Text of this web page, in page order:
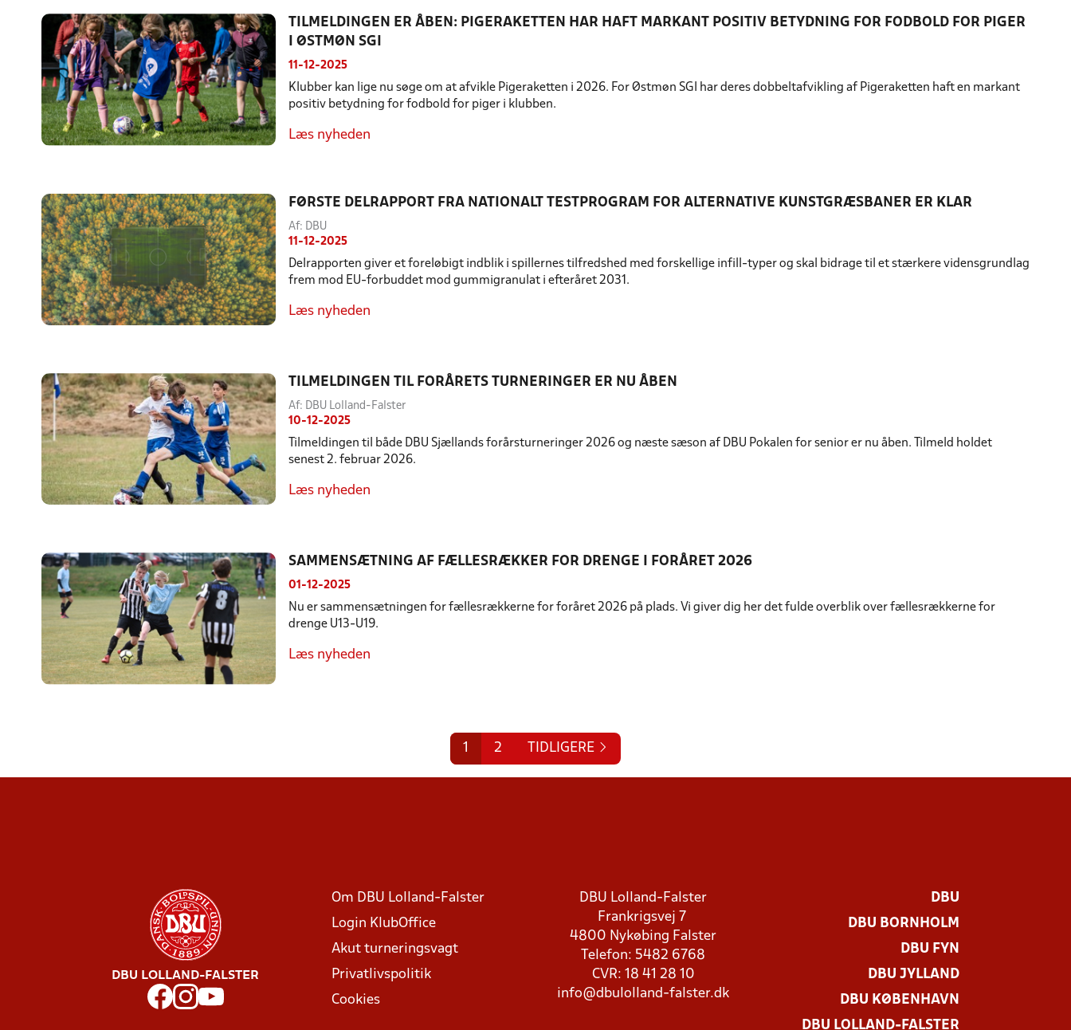
TILMELDINGEN ER ÅBEN: PIGERAKETTEN HAR HAFT MARKANT POSITIV BETYDNING FOR FODBOLD FOR PIGER
I ØSTMØN SGI
11-12-2025
Klubber kan lige nu søge om at afvikle Pigeraketten i 2026. For Østmøn SGI har deres dobbeltafvikling af Pigeraketten haft en markant
positiv betydning for fodbold for piger i klubben.
Læs nyheden
FØRSTE DELRAPPORT FRA NATIONALT TESTPROGRAM FOR ALTERNATIVE KUNSTGRÆSBANER ER KLAR
Af: DBU
11-12-2025
Delrapporten giver et foreløbigt indblik i spillernes tilfredshed med forskellige infill-typer og skal bidrage til et stærkere vidensgrundlag
frem mod EU-forbuddet mod gummigranulat i efteråret 2031.
Læs nyheden
TILMELDINGEN TIL FORÅRETS TURNERINGER ER NU ÅBEN
Af: DBU Lolland-Falster
10-12-2025
Tilmeldingen til både DBU Sjællands forårsturneringer 2026 og næste sæson af DBU Pokalen for senior er nu åben. Tilmeld holdet
senest 2. februar 2026.
Læs nyheden
SAMMENSÆTNING AF FÆLLESRÆKKER FOR DRENGE I FORÅRET 2026
01-12-2025
Nu er sammensætningen for fællesrækkerne for foråret 2026 på plads. Vi giver dig her det fulde overblik over fællesrækkerne for
drenge U13-U19.
Læs nyheden
1 2 TIDLIGERE
DBU LOLLAND-FALSTER
Om DBU Lolland-Falster
Login KlubOffice
Akut turneringsvagt
Privatlivspolitik
Cookies
DBU Lolland-Falster
Frankrigsvej 7
4800 Nykøbing Falster
Telefon: 5482 6768
CVR: 18 41 28 10
info@dbulolland-falster.dk
DBU
DBU BORNHOLM
DBU FYN
DBU JYLLAND
DBU KØBENHAVN
DBU LOLLAND-FALSTER